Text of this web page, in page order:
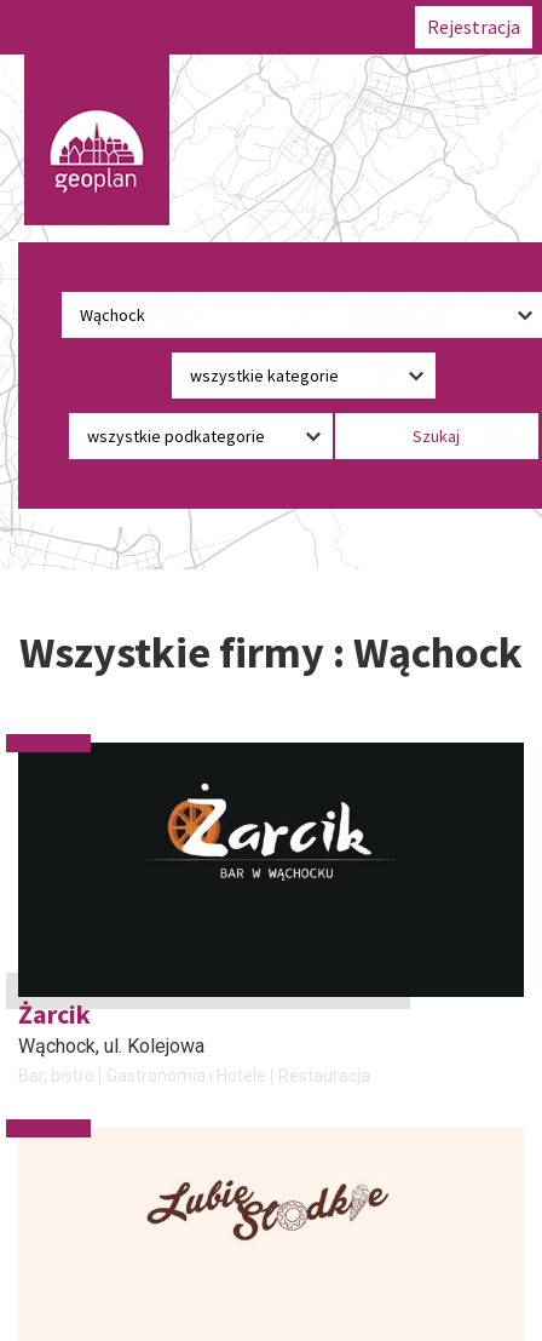
Rejestracja
Wszystkie firmy : Wąchock
Żarcik
Wąchock, ul. Kolejowa
Bar, bistro Gastronomia i Hotele Restauracja